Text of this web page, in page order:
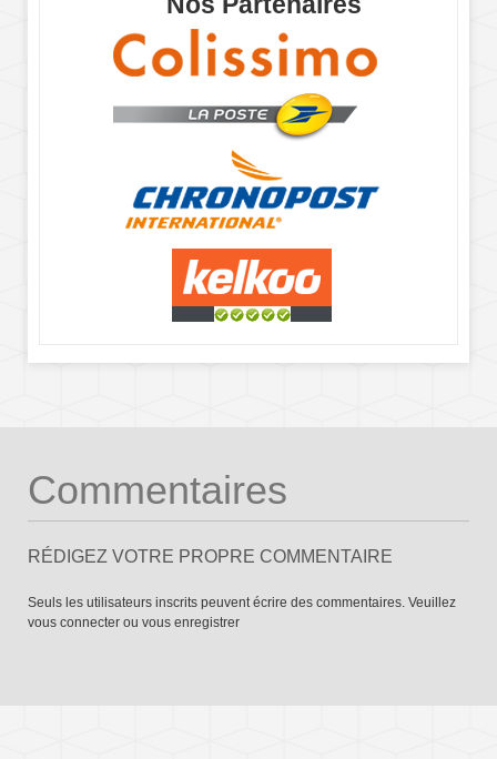
Commentaires
RÉDIGEZ VOTRE PROPRE COMMENTAIRE
Seuls les utilisateurs inscrits peuvent écrire des commentaires. Veuillez
vous connecter ou vous enregistrer